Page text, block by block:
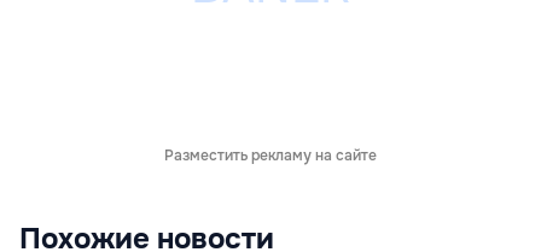
Разместить рекламу на сайте
Похожие новости